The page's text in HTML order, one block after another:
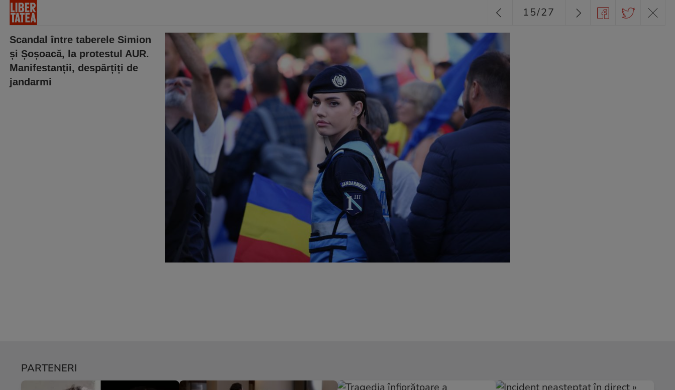
Scandal între taberele Simion
și Șoșoacă, la protestul AUR.
Manifestanții, despărțiți de
jandarmi
15/27
PARTENERI